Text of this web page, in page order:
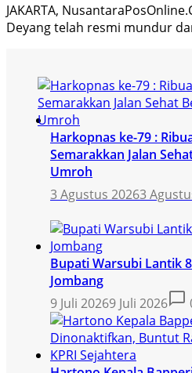
JAKARTA,
Deyang telah resmi mundur
Harkopnas ke-79 :
Semarakkan Jalan
Umroh
3 Agustus 20263
Bupati Warsubi Lantik
Jombang
9 Juli 20269 Juli 2026